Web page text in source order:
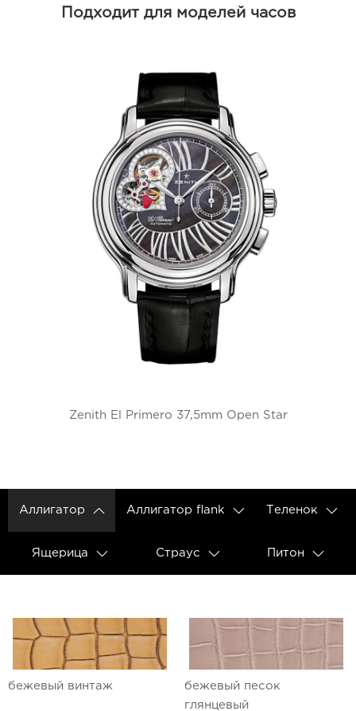
Подходит для моделей часов
Zenith El Primero 37,5mm Open Star
Аллигатор Аллигатор flank Теленок
Ящерица Страус Питон
бежевый винтаж
бежевый песок
глянцевый